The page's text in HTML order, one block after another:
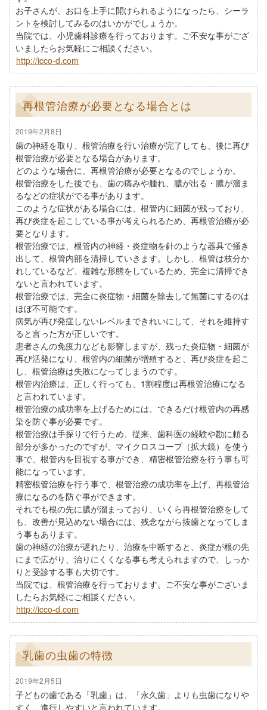
お子さんが、お口を上手に開けられるようになったら、シーラ
ントを検討してみるのはいかがでしょうか。
当院では、小児歯科診療を行っております。ご不安な事がござ
いましたらお気軽にご相談ください。
http://icco-d.com
再根管治療が必要となる場合とは
2019年2月8日
歯の神経を取り、根管治療を行い治療が完了しても、後に再び
根管治療が必要となる場合があります。
どのような場合に、再根管治療が必要となるのでしょうか。
根管治療をした後でも、歯の痛みや腫れ、膿が出る・膿が溜ま
るなどの症状がでる事があります。
このような症状がある場合には、根管内に細菌が残っており、
再び炎症を起こしている事が考えられるため、再根管治療が必
要となります。
根管治療では、根管内の神経・炎症物を針のような器具で掻き
出して、根管内部を清掃していきます。しかし、根管は枝分か
れしているなど、複雑な形態をしているため、完全に清掃でき
ないと言われています。
根管治療では、完全に炎症物・細菌を除去して無菌にするのは
ほぼ不可能です。
病気が再び発症しないレベルまできれいにして、それを維持す
ると言った方が正しいです。
患者さんの免疫力なども影響しますが、残った炎症物・細菌が
再び活発になり、根管内の細菌が増殖すると、再び炎症を起こ
し、根管治療は失敗になってしまうのです。
根管内治療は、正しく行っても、1割程度は再根管治療になる
と言われています。
根管治療の成功率を上げるためには、できるだけ根管内の再感
染を防ぐ事が必要です。
根管治療は手探りで行うため、従来、歯科医の経験や勘に頼る
部分が多かったのですが、マイクロスコープ（拡大鏡）を使う
事で、根管内を目視する事ができ、精密根管治療を行う事も可
能になっています。
精密根管治療を行う事で、根管治療の成功率を上げ、再根管治
療になるのを防ぐ事ができます。
それでも根の先に膿が溜まっており、いくら再根管治療をして
も、改善が見込めない場合には、残念ながら抜歯となってしま
う事もあります。
歯の神経の治療が遅れたり、治療を中断すると、炎症が根の先
にまで広がり、治りにくくなる事も考えられますので、しっか
りと受診する事も大切です。
当院では、根管治療を行っております。ご不安な事がございま
したらお気軽にご相談ください。
http://icco-d.com
乳歯の虫歯の特徴
2019年2月5日
子どもの歯である「乳歯」は、「永久歯」よりも虫歯になりや
すく、進行しやすいと言われています。